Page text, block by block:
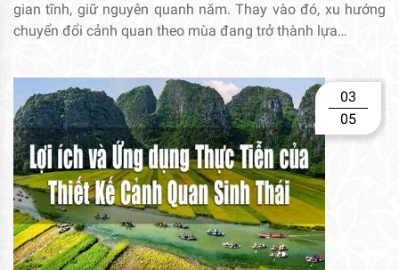
gian tĩnh, giữ nguyên quanh năm. Thay vào đó, xu hướng
chuyển đổi cảnh quan theo mùa đang trở thành lựa…
03
05